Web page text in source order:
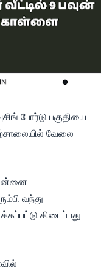
போர்டு பகுதியை
வேலை
வந்து
கிடைப்பது